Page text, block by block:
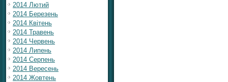
2014 Лютий
2014 Березень
2014 Квітень
2014 Травень
2014 Червень
2014 Липень
2014 Серпень
2014 Вересень
2014 Жовтень